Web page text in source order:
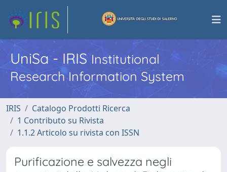
UniSa - IRISInstitutional
Research Information System
IRIS
Catalogo Prodotti Ricerca
1 Contributo su Rivista
1.1.2 Articolo su rivista con ISSN
Purificazione e salvezza negli